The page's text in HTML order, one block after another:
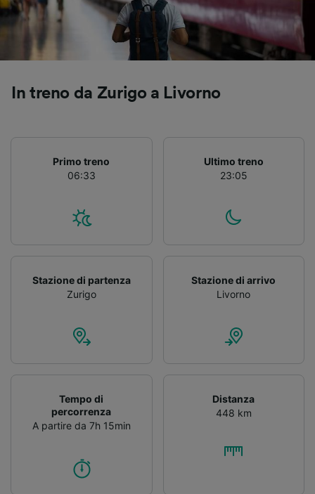
In treno da Zurigo a Livorno
Primo treno
06:33
Ultimo treno
23:05
Stazione di partenza
Zurigo
Stazione di arrivo
Livorno
Tempo di
percorrenza
A partire da 7h 15min
Distanza
448 km
Utilizzare dati di geolocalizzazione precisi.
Scansione attiva delle caratteristiche del
dispositivo ai fini dell’identificazione.
Archiviare informazioni su dispositivo e/o
personalizzati, misurazione delle prestazioni
dei contenuti e degli annunci, ricerche sul
Elenco dei partner (fornitori)